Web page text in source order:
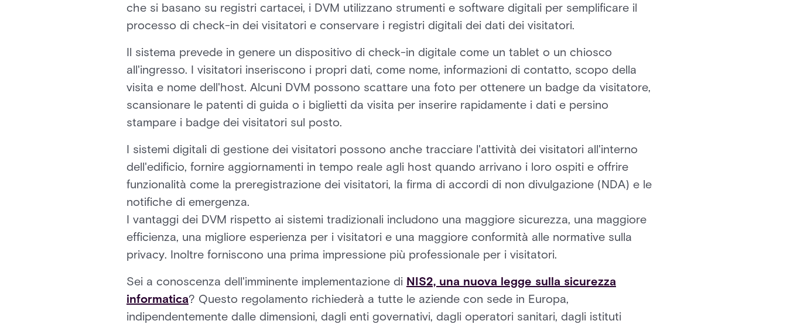
che si basano su registri cartacei, i DVM utilizzano strumenti e software digitali per semplificare il
processo di check-in dei visitatori e conservare i registri digitali dei dati dei visitatori.
Il sistema prevede in genere un dispositivo di check-in digitale come un tablet o un chiosco
all'ingresso. I visitatori inseriscono i propri dati, come nome, informazioni di contatto, scopo della
visita e nome dell'host. Alcuni DVM possono scattare una foto per ottenere un badge da visitatore,
scansionare le patenti di guida o i biglietti da visita per inserire rapidamente i dati e persino
stampare i badge dei visitatori sul posto.
I sistemi digitali di gestione dei visitatori possono anche tracciare l'attività dei visitatori all'interno
dell'edificio, fornire aggiornamenti in tempo reale agli host quando arrivano i loro ospiti e offrire
funzionalità come la preregistrazione dei visitatori, la firma di accordi di non divulgazione (NDA) e le
notifiche di emergenza.
I vantaggi dei DVM rispetto ai sistemi tradizionali includono una maggiore sicurezza, una maggiore
efficienza, una migliore esperienza per i visitatori e una maggiore conformità alle normative sulla
privacy. Inoltre forniscono una prima impressione più professionale per i visitatori.
Sei a conoscenza dell'imminente implementazione di NIS2, una nuova legge sulla sicurezza
informatica? Questo regolamento richiederà a tutte le aziende con sede in Europa,
indipendentemente dalle dimensioni, dagli enti governativi, dagli operatori sanitari, dagli istituti